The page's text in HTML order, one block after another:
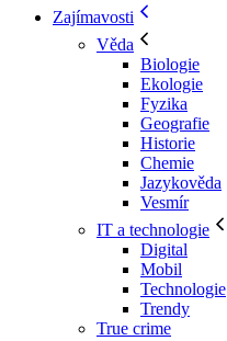
Zajímavosti
Věda
Biologie
Ekologie
Fyzika
Geografie
Historie
Chemie
Jazykověda
Vesmír
IT a technologie
Digital
Mobil
Technologie
Trendy
True crime